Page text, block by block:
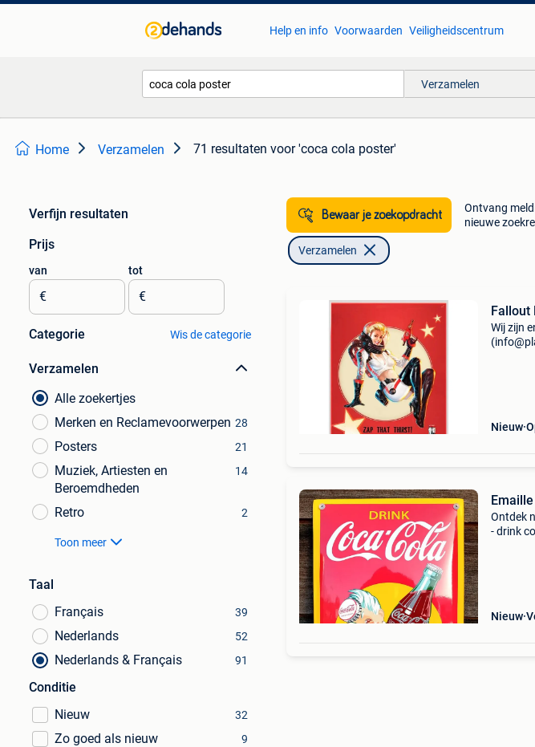
Help en info Voorwaarden Veiligheidscentrum
Verzamelen
Home Verzamelen 71 resultaten voor 'coca cola poster'
Verfijn resultaten
Prijs
van
€
tot
€
Categorie Wis de categorie
Verzamelen
Alle zoekertjes
Merken en Reclamevoorwerpen 28
Posters 21
Muziek, Artiesten en
Beroemdheden
14
Retro 2
Toon meer
Taal
Français
39
Nederlands 52
Nederlands & Français 91
Conditie
Nieuw
32
Zo goed als nieuw 9
Bewaar je zoekopdracht
Ontvang
nieuwe
Verzamelen
Fallout
Wij zijn
Nieuw
Ontdek
- drink
Nieuw